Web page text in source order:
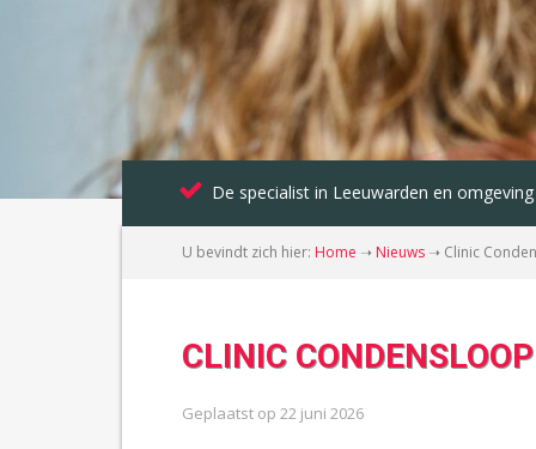
De specialist in Leeuwarden en omgeving
U bevindt zich hier: Home ➝ Nieuws ➝ Clinic
CLINIC
Geplaatst op 22 juni 2026